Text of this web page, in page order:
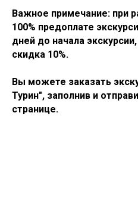
Важное примечание: при
100% предоплате
дней до начала
скидка 10%.
Вы можете заказать
Турин", заполнив и
странице.